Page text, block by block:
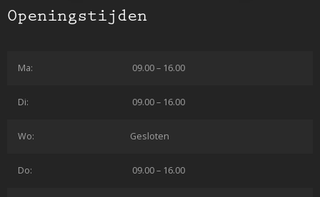
Openingstijden
Ma: 09.00 – 16.00
Di: 09.00 – 16.00
Wo: Gesloten
Do: 09.00 – 16.00